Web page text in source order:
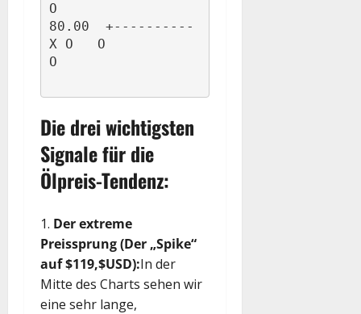
O
80.00  +----------
X O   O
Die drei wichtigsten
Signale für die
Ölpreis-Tendenz:
Der extreme
Preissprung (Der „Spike“
auf $119,$USD):In der
Mitte des Charts sehen wir
eine sehr lange,